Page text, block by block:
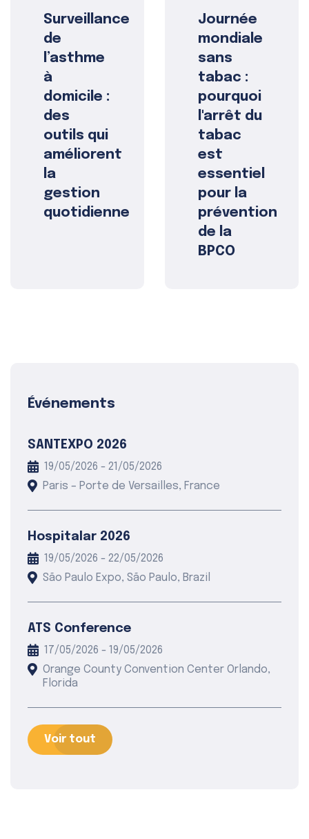
Surveillance
de
l’asthme
à
domicile :
des
outils qui
améliorent
la
gestion
quotidienne
Journée
mondiale
sans
tabac :
pourquoi
l'arrêt du
tabac
est
essentiel
pour la
prévention
de la
BPCO
Événements
SANTEXPO 2026
19/05/2026 - 21/05/2026
Paris – Porte de Versailles, France
Hospitalar 2026
19/05/2026 - 22/05/2026
São Paulo Expo, São Paulo, Brazil
ATS Conference
17/05/2026 - 19/05/2026
Orange County Convention Center Orlando,
Florida
Voir tout